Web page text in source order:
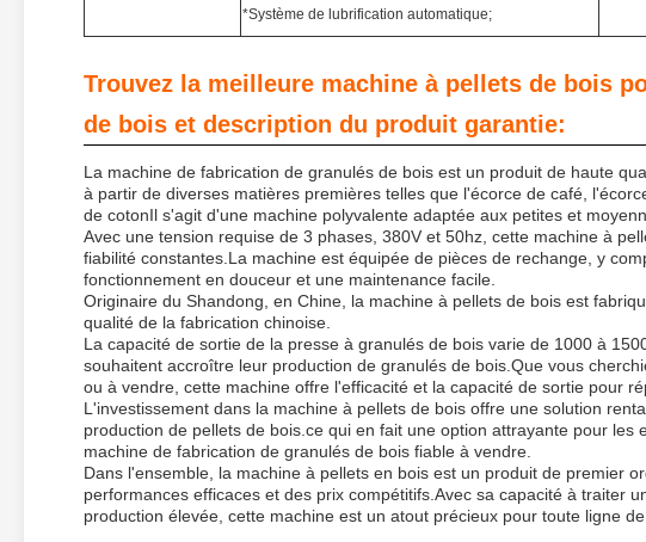
*Système de lubrification automatique;
Trouvez la meilleure machine à pellets de bois
de bois et description du produit garantie:
La machine de fabrication de granulés de bois est un produit de haute
à partir de diverses matières premières telles que l'écorce de café,
de cotonIl s'agit d'une machine polyvalente adaptée aux petites et
Avec une tension requise de 3 phases, 380V et 50hz, cette machine à
fiabilité constantes.La machine est équipée de pièces de rechange, y
fonctionnement en douceur et une maintenance facile.
Originaire du Shandong, en Chine, la machine à pellets de bois est
qualité de la fabrication chinoise.
La capacité de sortie de la presse à granulés de bois varie de 1000 à
souhaitent accroître leur production de granulés de bois.Que vous
ou à vendre, cette machine offre l'efficacité et la capacité de sortie pour
L'investissement dans la machine à pellets de bois offre une solution
production de pellets de bois.ce qui en fait une option attrayante pour
machine de fabrication de granulés de bois fiable à vendre.
Dans l'ensemble, la machine à pellets en bois est un produit de premier
performances efficaces et des prix compétitifs.Avec sa capacité à traiter
production élevée, cette machine est un atout précieux pour toute ligne